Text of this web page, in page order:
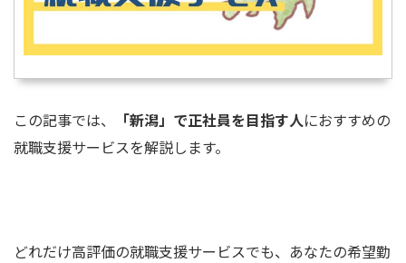
この記事では、 「新潟」で正社員を目指す人におすすめの
就職支援サービスを解説します。
どれだけ高評価の就職支援サービスでも、あなたの希望勤